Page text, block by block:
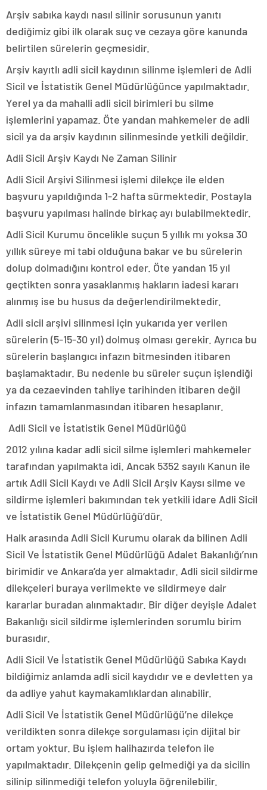
Arşiv sabıka kaydı nasıl silinir sorusunun yanıtı
dediğimiz gibi ilk olarak suç ve cezaya göre kanunda
belirtilen sürelerin geçmesidir.
Arşiv kayıtlı adli sicil kaydının silinme işlemleri de Adli
Sicil ve İstatistik Genel Müdürlüğünce yapılmaktadır.
Yerel ya da mahalli adli sicil birimleri bu silme
işlemlerini yapamaz. Öte yandan mahkemeler de adli
sicil ya da arşiv kaydının silinmesinde yetkili değildir.
Adli Sicil Arşiv Kaydı Ne Zaman Silinir
Adli Sicil Arşivi Silinmesi işlemi dilekçe ile elden
başvuru yapıldığında 1-2 hafta sürmektedir. Postayla
başvuru yapılması halinde birkaç ayı bulabilmektedir.
Adli Sicil Kurumu öncelikle suçun 5 yıllık mı yoksa 30
yıllık süreye mi tabi olduğuna bakar ve bu sürelerin
dolup dolmadığını kontrol eder. Öte yandan 15 yıl
geçtikten sonra yasaklanmış hakların iadesi kararı
alınmış ise bu husus da değerlendirilmektedir.
Adli sicil arşivi silinmesi için yukarıda yer verilen
sürelerin (5-15-30 yıl) dolmuş olması gerekir. Ayrıca bu
sürelerin başlangıcı infazın bitmesinden itibaren
başlamaktadır. Bu nedenle bu süreler suçun işlendiği
ya da cezaevinden tahliye tarihinden itibaren değil
infazın tamamlanmasından itibaren hesaplanır.
Adli Sicil ve İstatistik Genel Müdürlüğü
2012 yılına kadar adli sicil silme işlemleri mahkemeler
tarafından yapılmakta idi. Ancak 5352 sayılı Kanun ile
artık Adli Sicil Kaydı ve Adli Sicil Arşiv Kaysı silme ve
sildirme işlemleri bakımından tek yetkili idare Adli Sicil
ve İstatistik Genel Müdürlüğü’dür.
Halk arasında Adli Sicil Kurumu olarak da bilinen Adli
Sicil Ve İstatistik Genel Müdürlüğü Adalet Bakanlığı’nın
birimidir ve Ankara’da yer almaktadır. Adli sicil sildirme
dilekçeleri buraya verilmekte ve sildirmeye dair
kararlar buradan alınmaktadır. Bir diğer deyişle Adalet
Bakanlığı sicil sildirme işlemlerinden sorumlu birim
burasıdır.
Adli Sicil Ve İstatistik Genel Müdürlüğü Sabıka Kaydı
bildiğimiz anlamda adli sicil kaydıdır ve e devletten ya
da adliye yahut kaymakamlıklardan alınabilir.
Adli Sicil Ve İstatistik Genel Müdürlüğü’ne dilekçe
verildikten sonra dilekçe sorgulaması için dijital bir
ortam yoktur. Bu işlem halihazırda telefon ile
yapılmaktadır. Dilekçenin gelip gelmediği ya da sicilin
silinip silinmediği telefon yoluyla öğrenilebilir.